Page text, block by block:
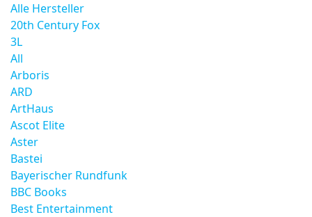
Alle Hersteller
20th Century Fox
3L
All
Arboris
ARD
ArtHaus
Ascot Elite
Aster
Bastei
Bayerischer Rundfunk
BBC Books
Best Entertainment